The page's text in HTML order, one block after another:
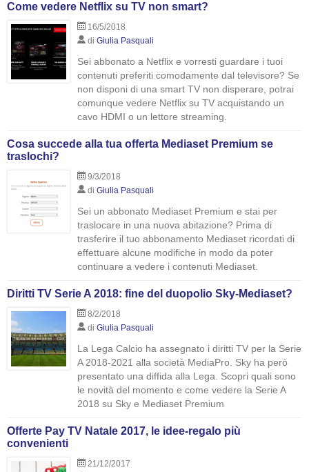
Come vedere Netflix su TV non smart?
16/5/2018
di Giulia Pasquali
Sei abbonato a Netflix e vorresti guardare i tuoi
contenuti preferiti comodamente dal televisore? Se
non disponi di una smart TV non disperare, potrai
comunque vedere Netflix su TV acquistando un
cavo HDMI o un lettore streaming.
Cosa succede alla tua offerta Mediaset Premium se
traslochi?
9/3/2018
di Giulia Pasquali
Sei un abbonato Mediaset Premium e stai per
traslocare in una nuova abitazione? Prima di
trasferire il tuo abbonamento Mediaset ricordati di
effettuare alcune modifiche in modo da poter
continuare a vedere i contenuti Mediaset.
Diritti TV Serie A 2018: fine del duopolio Sky-Mediaset?
8/2/2018
di Giulia Pasquali
La Lega Calcio ha assegnato i diritti TV per la Serie
A 2018-2021 alla società MediaPro. Sky ha però
presentato una diffida alla Lega. Scopri quali sono
le novità del momento e come vedere la Serie A
2018 su Sky e Mediaset Premium
Offerte Pay TV Natale 2017, le idee-regalo più
convenienti
21/12/2017